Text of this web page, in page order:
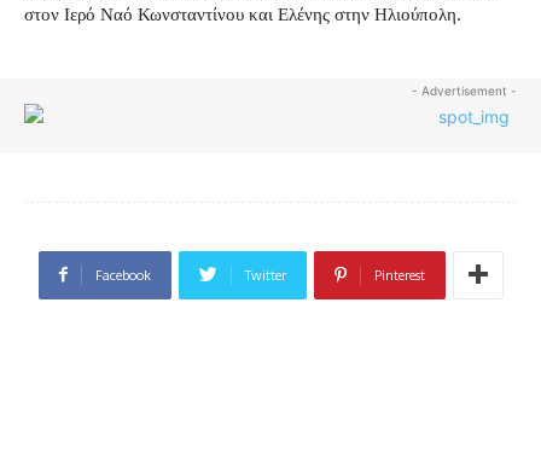
στον Ιερό Ναό Κωνσταντίνου και Ελένης στην Ηλιούπολη.
- Advertisement -
Facebook Twitter Pinterest